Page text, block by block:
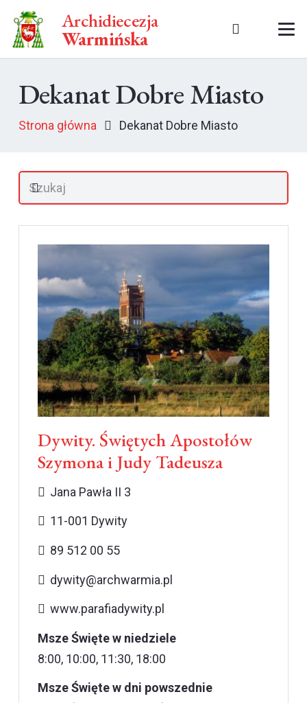
Archidiecezja
Warmińska
Dekanat Dobre Miasto
Strona główna Dekanat Dobre Miasto
Dywity. Świętych Apostołów
Szymona i Judy Tadeusza
Jana Pawła II 3
11-001 Dywity
89 512 00 55
dywity@archwarmia.pl
www.parafiadywity.pl
Msze Święte w niedziele
8:00, 10:00, 11:30, 18:00
Msze Święte w dni powszednie